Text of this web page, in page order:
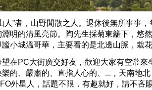
人”者，山野閒散之人。退休後無所事事
淵明的清風亮節。陶先生採菊東籬下，悠
謐小城溫哥華，主要看的是北邊山脈，栽
望在PC大街廣交好友，歡迎大家有空常來
樂的、嚴肅的、直指人心的、...，天南地北
外星人，話題不限，有趣就好，請不吝